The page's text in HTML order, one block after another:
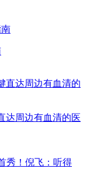
达周边有血清的医